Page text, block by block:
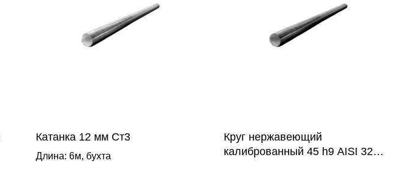
Катанка 12 мм Ст3
Длина: 6м, бухта
Круг нержавеющий
калиброванный 45 h9 AISI 321